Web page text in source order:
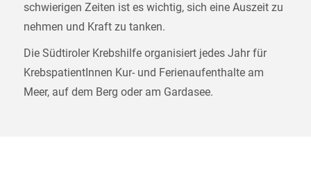
schwierigen Zeiten ist es wichtig, sich eine Auszeit zu
nehmen und Kraft zu tanken.
Die Südtiroler Krebshilfe organisiert jedes Jahr für
KrebspatientInnen Kur- und Ferienaufenthalte am
Meer, auf dem Berg oder am Gardasee.